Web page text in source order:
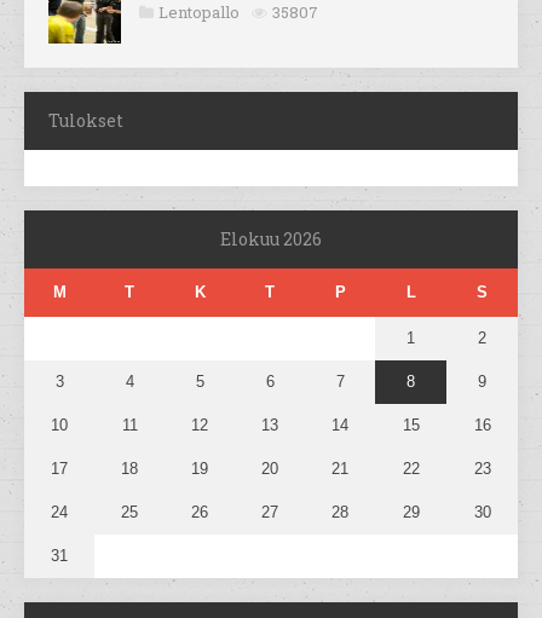
Lentopallo 35807
Tulokset
Elokuu 2026
M T K T P L S
1 2
3 4 5 6 7 8 9
10 11 12 13 14 15 16
17 18 19 20 21 22 23
24 25 26 27 28 29 30
31